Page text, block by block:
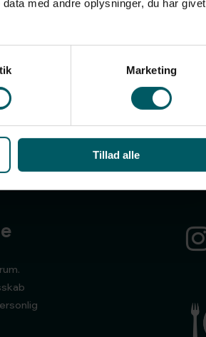
med andre oplysninger, du har givet
Marketing
Tillad alle